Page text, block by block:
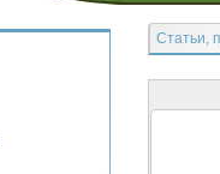
Статьи,